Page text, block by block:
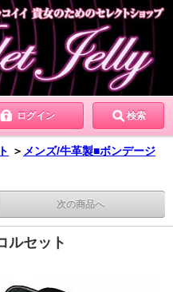
ログイン 検索
＞ メンズ/牛革製■ボンデージ
次の商品へ
ルセット